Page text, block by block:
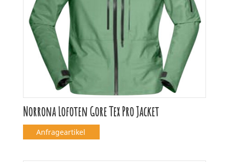
Norrona Lofoten Gore Tex Pro Jacket
Anfrageartikel